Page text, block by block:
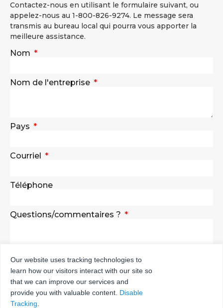
Contactez-nous en utilisant le formulaire suivant, ou
appelez-nous au 1-800-826-9274. Le message sera
transmis au bureau local qui pourra vous apporter la
meilleure assistance.
Nom
Nom de l'entreprise
Pays
Courriel
Téléphone
Questions/commentaires ?
ENVOYER
Our website uses tracking technologies to
learn how our visitors interact with our site so
that we can improve our services and
provide you with valuable content. Disable
Tracking